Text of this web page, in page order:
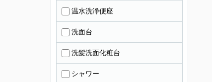
温水洗浄便座
洗面台
洗髪洗面化粧台
シャワー